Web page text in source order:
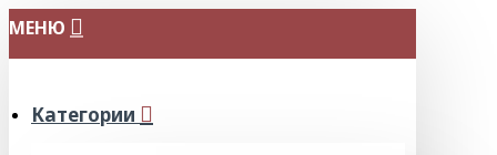
МЕНЮ
Категории